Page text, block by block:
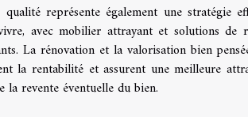
qualité représente également une
avec mobilier attrayant et solutions de
La rénovation et la valorisation bien
la rentabilité et assurent une meilleure
la revente éventuelle du bien.